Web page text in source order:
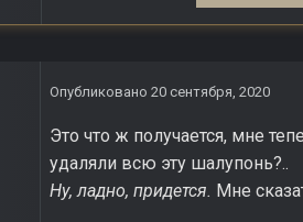
Опубликовано 20 сентября, 2020
Это что ж получается, мне
удаляли всю эту шалупонь?..
Ну, ладно, придется. Мне